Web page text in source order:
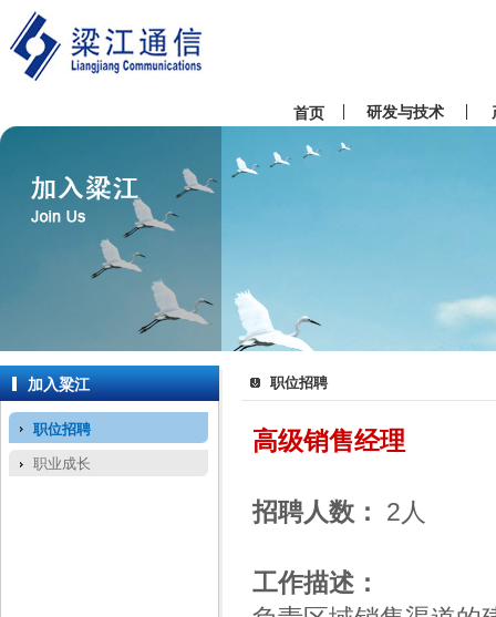
首页 研发与技术
加入粱江
职位招聘
职业成长
职位招聘
高级销售经理
招聘人数： 2人
工作描述：